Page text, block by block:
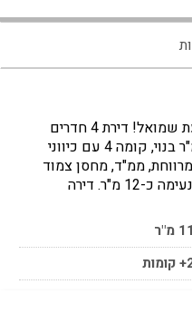
למכירה ברמת הדר החדשה, גבעת שמואל! דירת 4 חדרים
משופצת בת כשנתיים, כ-116 מ"ר בנוי, קומה 4 עם כיווני
מרווחת, ממ"ד, מחסן צמוד
ושתי חניות בטור. מרפסת סוכה נעימה כ-12 מ"ר. דירה